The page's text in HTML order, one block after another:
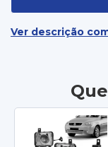
Ver descrição